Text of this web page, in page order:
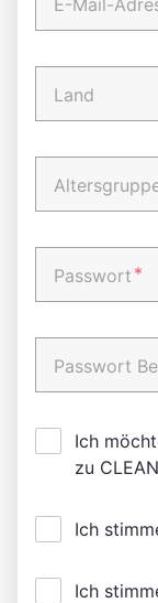
E-Mail-
Land
Passwort *
Passwort
Ich
zu
Ich
Ich